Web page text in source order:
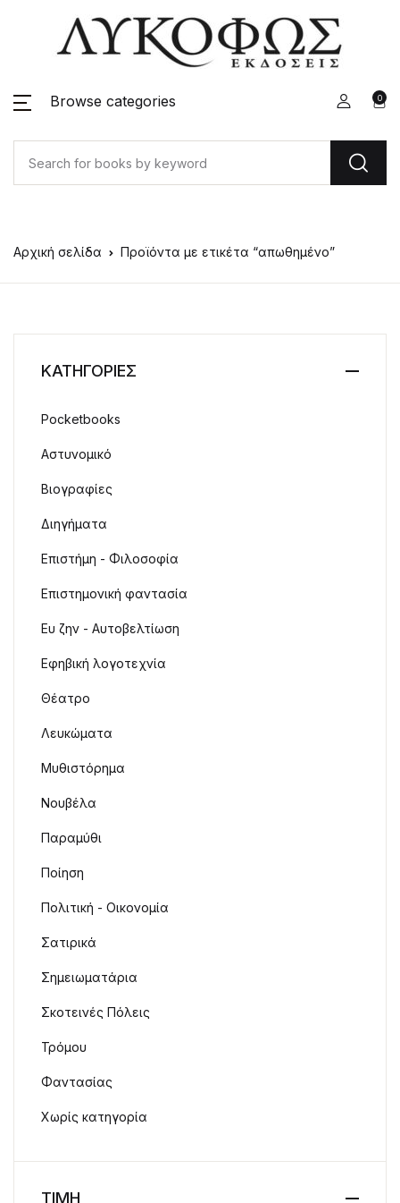
Browse categories 0
Αρχική σελίδα Προϊόντα με ετικέτα “απωθημένο”
ΚΑΤΗΓΟΡΙΕΣ
Pocketbooks
Αστυνομικό
Βιογραφίες
Διηγήματα
Επιστήμη - Φιλοσοφία
Επιστημονική φαντασία
Ευ ζην - Αυτοβελτίωση
Εφηβική λογοτεχνία
Θέατρο
Λευκώματα
Μυθιστόρημα
Νουβέλα
Παραμύθι
Ποίηση
Πολιτική - Οικονομία
Σατιρικά
Σημειωματάρια
Σκοτεινές Πόλεις
Τρόμου
Φαντασίας
Χωρίς κατηγορία
ΤΙΜΗ